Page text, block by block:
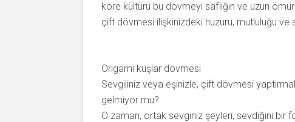
kore kültürü bu dövmeyi saflığın ve uzun
çift dövmesi ilişkinizdeki huzuru, mutluluğu ve
Origami kuşlar dövmesi
Sevgiliniz veya eşinizle, çift dövmesi
gelmiyor mu?
O zaman, ortak sevginiz şeyleri, sevdiğini bir